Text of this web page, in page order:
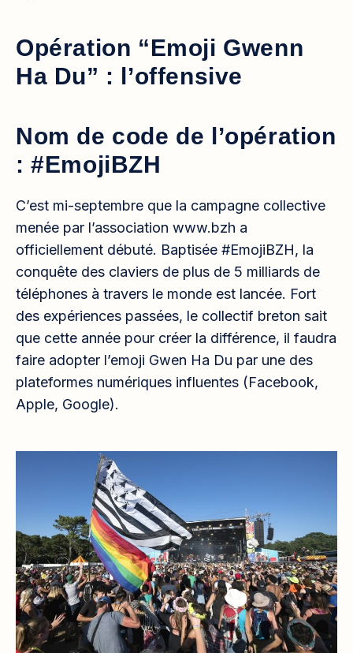
Opération “Emoji Gwenn
Ha Du” : l’offensive
Nom de code de l’opération
: #EmojiBZH
C’est mi-septembre que la campagne collective
menée par l’association www.bzh a
officiellement débuté. Baptisée #EmojiBZH, la
conquête des claviers de plus de 5 milliards de
téléphones à travers le monde est lancée. Fort
des expériences passées, le collectif breton sait
que cette année pour créer la différence, il faudra
faire adopter l’emoji Gwen Ha Du par une des
plateformes numériques influentes (Facebook,
Apple, Google).